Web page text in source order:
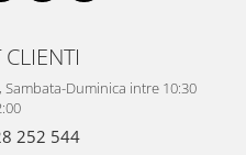
Duminica intre 10:30
252 544